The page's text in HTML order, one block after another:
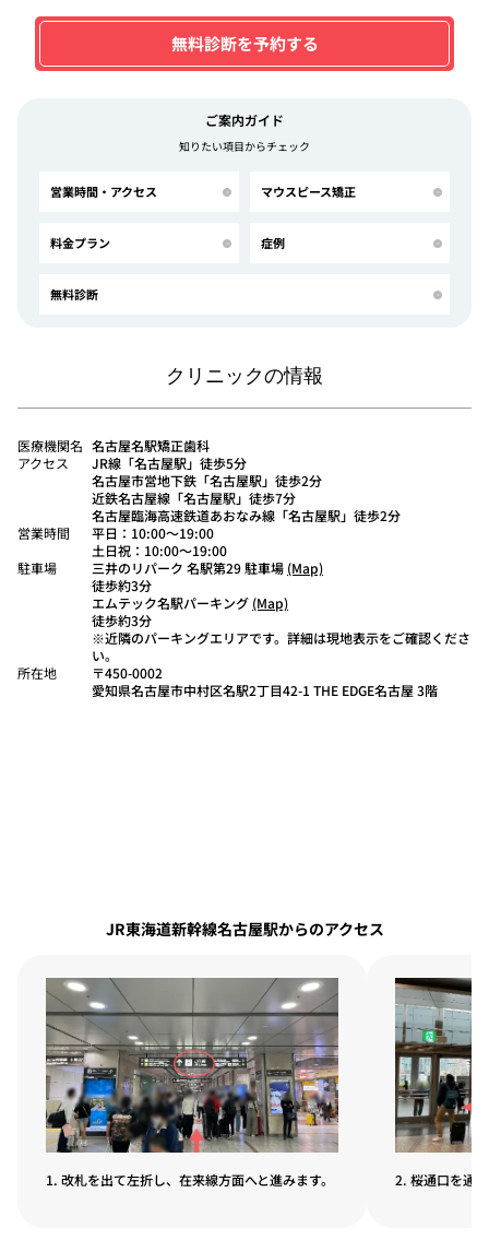
無料診断を予約する
ご案内ガイド
知りたい項目からチェック
営業時間・アクセス マウスピース矯正
料金プラン 症例
無料診断
クリニックの情報
医療機関名 名古屋名駅矯正歯科
アクセス
JR線「名古屋駅」徒歩5分
名古屋市営地下鉄「名古屋駅」徒歩2分
近鉄名古屋線「名古屋駅」徒歩7分
名古屋臨海高速鉄道あおなみ線「名古屋駅」徒歩2分
営業時間
平日：10:00〜19:00
土日祝：10:00〜19:00
駐車場
三井のリパーク 名駅第29 駐車場 (Map)
徒歩約3分
エムテック名駅パーキング (Map)
徒歩約3分
※近隣のパーキングエリアです。詳細は現地表示をご確認くださ
い。
所在地
〒450-0002
愛知県名古屋市中村区名駅2丁目42-1 THE EDGE名古屋 3階
JR東海道新幹線名古屋駅からのアクセス
1. 改札を出て左折し、在来線方面へと進みます。 2. 桜通口を通